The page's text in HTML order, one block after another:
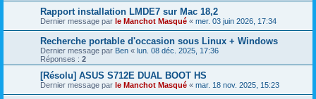
Rapport installation LMDE7 sur Mac 18,2
Dernier message par le Manchot Masqué « mer. 03 juin 2026, 17:34
Recherche portable d'occasion sous Linux + Windows
Dernier message par Ben « lun. 08 déc. 2025, 17:36
Réponses : 2
[Résolu] ASUS S712E DUAL BOOT HS
Dernier message par le Manchot Masqué « mar. 18 nov. 2025, 15:23